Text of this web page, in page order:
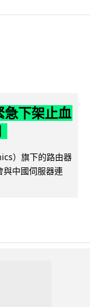
急下架止血
）旗下的路由器
與中國伺服器連